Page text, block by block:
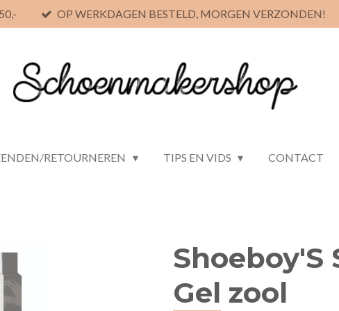
OP WERKDAGEN BESTELD, MORGEN VERZONDEN!
RETOURNEREN TIPS EN VIDS CONTACT
Shoeboy'S
Gel zool